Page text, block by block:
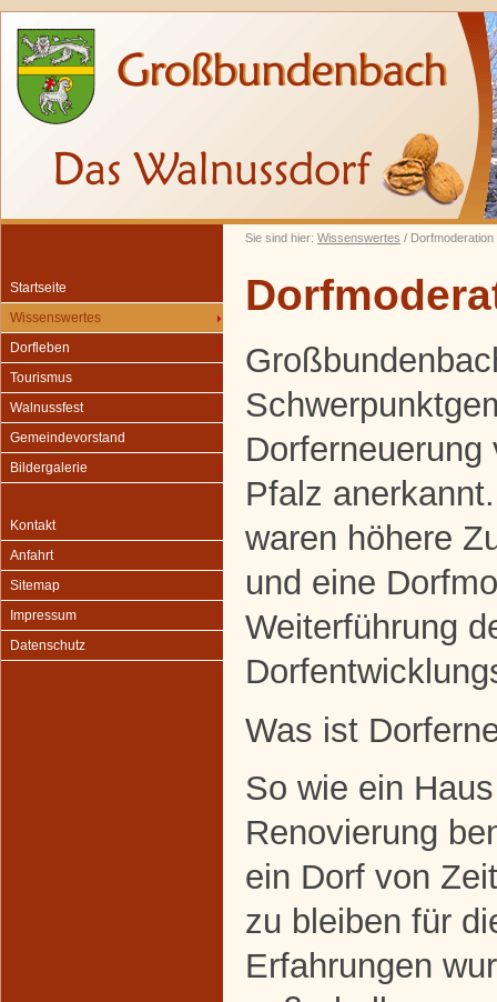
Sie sind hier: Wissenswertes / Dorfmoderation
Startseite
Wissenswertes
Dorfleben
Tourismus
Walnussfest
Gemeindevorstand
Bildergalerie
Kontakt
Anfahrt
Sitemap
Impressum
Datenschutz
Pfalz
waren höhere
und eine
Weiterführung
Was ist
So wie ein
Renovierung
ein Dorf von
zu bleiben für
Erfahrungen